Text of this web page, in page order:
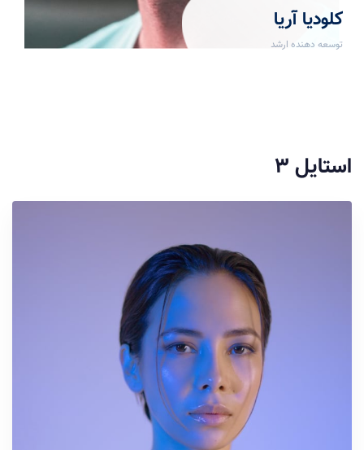
کلودیا آریا
توسعه دهنده ارشد
استایل ۳